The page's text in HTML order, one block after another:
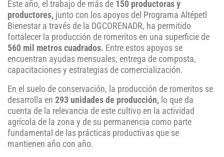
Este año, el trabajo de más de 150 productoras y
productores, junto con los apoyos del Programa Altépetl
Bienestar a través de la DGCORENADR, ha permitido
fortalecer la producción de romeritos en una superficie de
560 mil metros cuadrados. Entre estos apoyos se
encuentran ayudas mensuales, entrega de composta,
capacitaciones y estrategias de comercialización.
En el suelo de conservación, la producción de romeritos se
desarrolla en 293 unidades de producción, lo que da
cuenta de la relevancia de este cultivo en la actividad
agrícola de la zona y de su permanencia como parte
fundamental de las prácticas productivas que se
mantienen año con año.